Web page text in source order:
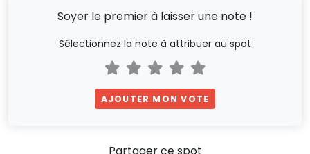
Soyer le premier à laisser une note !
Sélectionnez la note à attribuer au spot
AJOUTER MON VOTE